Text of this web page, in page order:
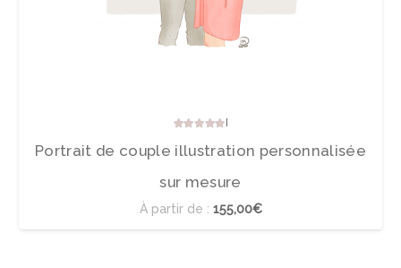
Note
Portrait de couple illustration personnalisée
sur mesure
À partir de : 155,00€